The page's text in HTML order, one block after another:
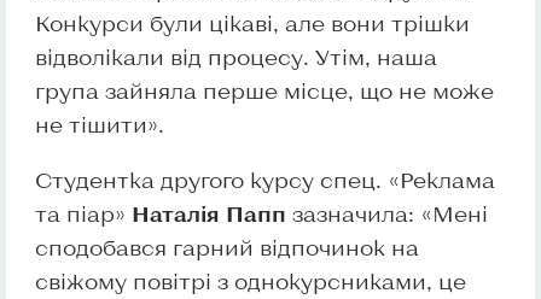
Конкурси були цікаві, але вони трішки
відволікали від процесу. Утім, наша
група зайняла перше місце, що не може
не тішити».
Студентка другого курсу спец. «Реклама
та піар» Наталія Папп зазначила: «Мені
сподобався гарний відпочинок на
свіжому повітрі з однокурсниками, це